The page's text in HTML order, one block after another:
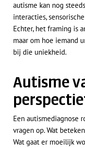
autisme kan nog
interacties,
Echter, het framing is
maar om hoe iemand
bij die uniekheid.
Autisme
Een autismediagnose
vragen op. Wat
Wat gaat er moeilijk